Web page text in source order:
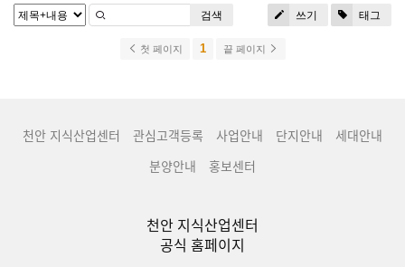
쓰기 태그
검색
첫 페이지 1 끝 페이지
천안 지식산업센터 관심고객등록 사업안내 단지안내
세대안내
분양안내
홍보센터
천안 지식산업센터
공식 홈페이지